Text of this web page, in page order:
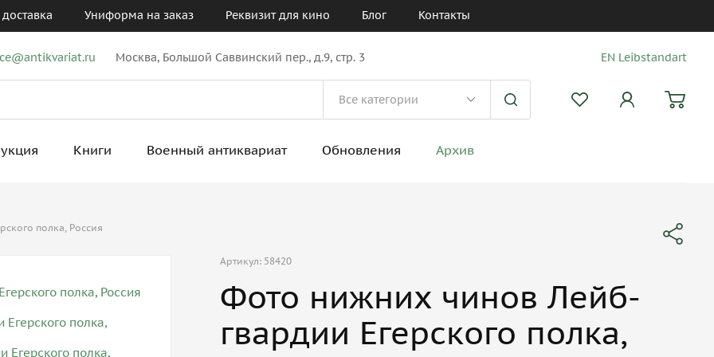
Униформа на заказ Реквизит для кино Блог Контакты
Москва, Большой Саввинский пер., д.9, стр. 3 EN Leibstandart
Книги Военный антиквариат Обновления Архив
полка, Россия
Артикул: 58420
Фото нижних чинов Лейб-
гвардии Егерского полка,